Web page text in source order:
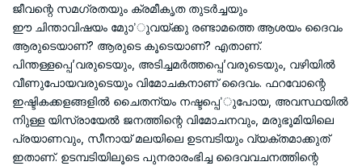
ജീവന്റെ സമഗ്രതയും ക്രമീകൃത തുടര്‍ച്ചയും
ഈ ചിന്താവിഷയം മുാേ’ുവയ്ക്കു രണ്ടാമത്തെ ആശയം ദൈവം
ആരുടെയാണ്? ആരുടെ കൂടെയാണ്? എതാണ്.
പിന്തള്ളപ്പെ’വരുടെയും, അടിച്ചമര്‍ത്തപ്പെ’വരുടെയും, വഴിയില്‍
വീണുപോയവരുടെയും വിമോചകനാണ് ദൈവം. ഫറവോന്റെ
ഇഷ്ടികക്കളങ്ങളില്‍ ചൈതന്യം നഷ്ടപ്പെ’ുപോയ, അവസ്ഥയില്‍
നിുള്ള യിസ്രായേല്‍ ജനത്തിന്റെ വിമോചനവും, മരുഭൂമിയിലെ
പ്രയാണവും, സീനായ് മലയിലെ ഉടമ്പടിയും വ്യക്തമാക്കുത്
ഇതാണ്. ഉടമ്പടിയിലൂടെ പുനരാരംഭിച്ച ദൈവവചനത്തിന്റെ